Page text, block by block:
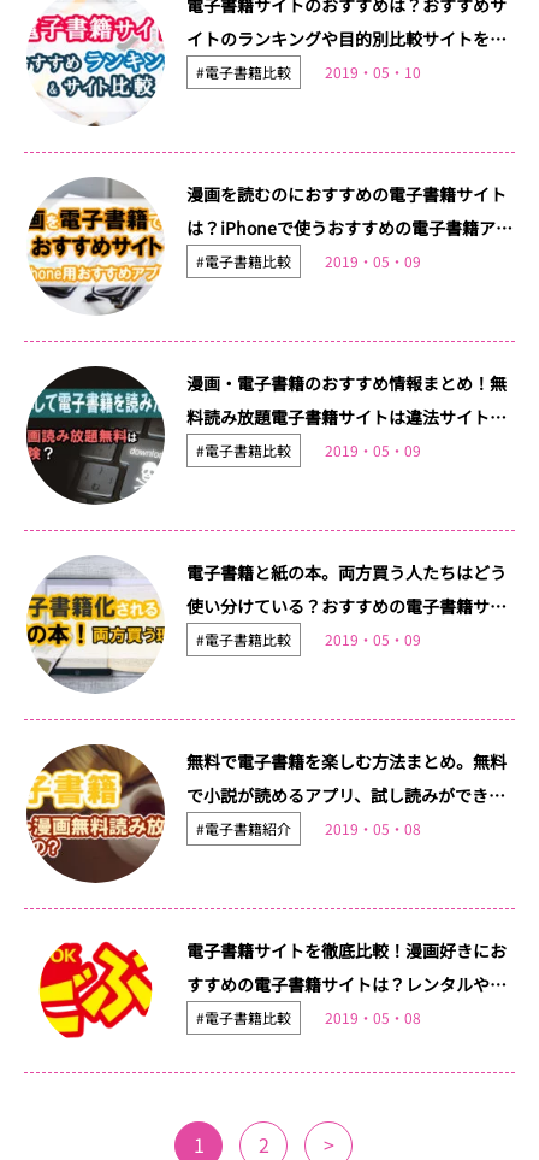
電子書籍サイトのおすすめは？おすすめサ
イトのランキングや目的別比較サイトをご
紹介！
#電子書籍比較 2019・05・10
漫画を読むのにおすすめの電子書籍サイト
は？iPhoneで使うおすすめの電子書籍アプ
リも紹介
#電子書籍比較 2019・05・09
漫画・電子書籍のおすすめ情報まとめ！無
料読み放題電子書籍サイトは違法サイトで
はないかチェック
#電子書籍比較 2019・05・09
電子書籍と紙の本。両方買う人たちはどう
使い分けている？おすすめの電子書籍サイ
トは？
#電子書籍比較 2019・05・09
無料で電子書籍を楽しむ方法まとめ。無料
で小説が読めるアプリ、試し読みができる
電子書籍サイトは？
#電子書籍紹介 2019・05・08
電子書籍サイトを徹底比較！漫画好きにお
すすめの電子書籍サイトは？レンタルや読
み放題など比較！
#電子書籍比較 2019・05・08
1 2 >